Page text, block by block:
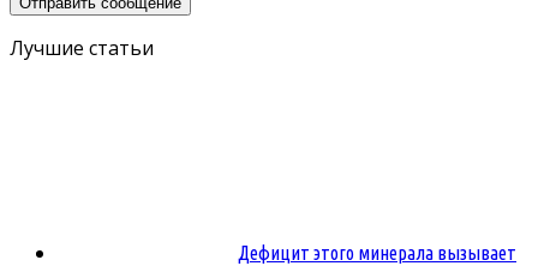
Лучшие статьи
Дефицит этого минерала вызывает